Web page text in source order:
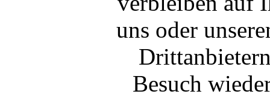
uns oder
Besuch